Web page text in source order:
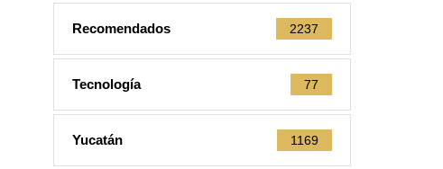
Recomendados 2237
Tecnología 77
Yucatán 1169